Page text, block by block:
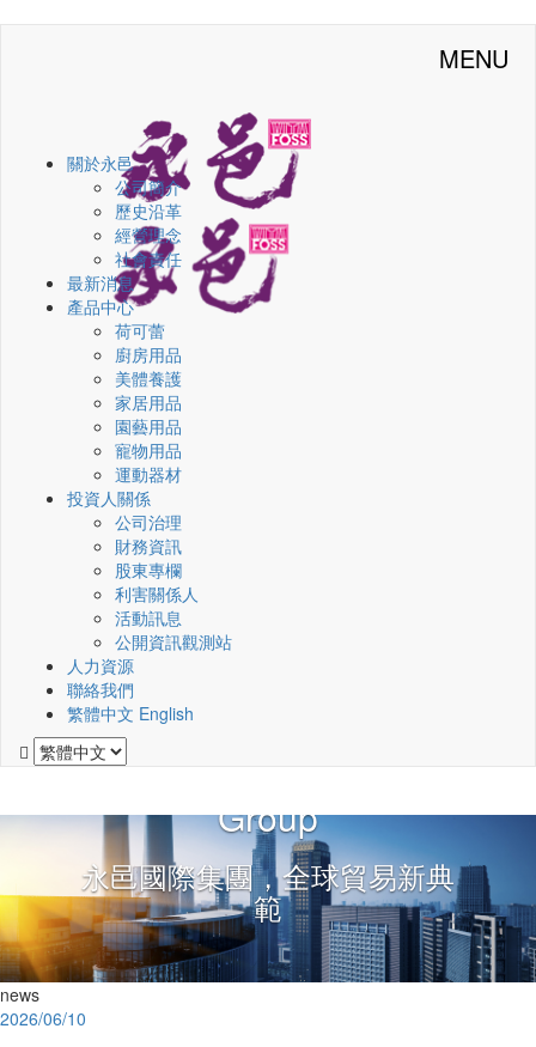
MENU
關於永邑
公司簡介
歷史沿革
經營理念
社會責任
最新消息
產品中心
荷可蕾
廚房用品
美體養護
家居用品
園藝用品
寵物用品
運動器材
投資人關係
公司治理
財務資訊
股東專欄
利害關係人
活動訊息
公開資訊觀測站
人力資源
聯絡我們
繁體中文 English
Vitafoss International
Group
永邑國際集團，全球貿易新典
範
news
2026/06/10